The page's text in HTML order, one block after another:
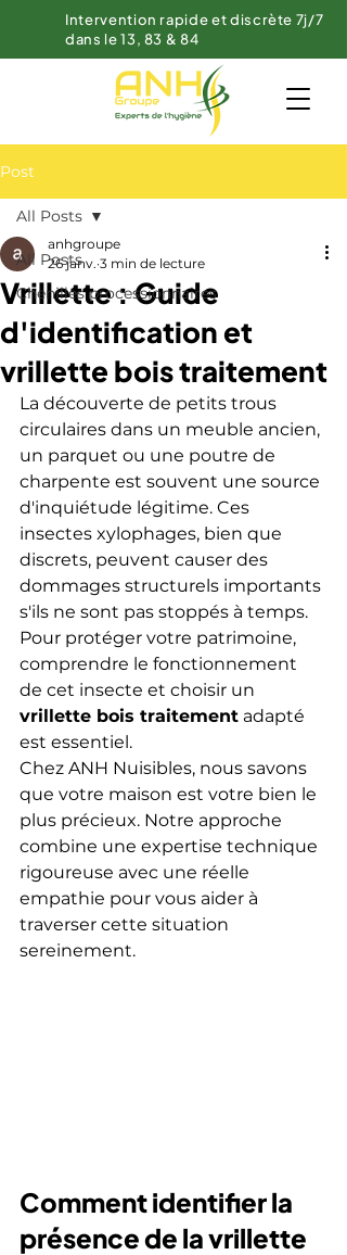
Intervention rapide et discrète 7j/7
dans le 13, 83 & 84
Post
All Posts
Chenilles processionnaires
All Posts
Vrillette : Guide
d'identification et
vrillette bois traitement
anhgroupe
26 janv. 3 min de lecture
La découverte de petits trous
circulaires dans un meuble ancien,
un parquet ou une poutre de
charpente est souvent une source
d'inquiétude légitime. Ces
insectes xylophages, bien que
discrets, peuvent causer des
dommages structurels importants
s'ils ne sont pas stoppés à temps.
Pour protéger votre patrimoine,
comprendre le fonctionnement
de cet insecte et choisir un
vrillette bois traitement adapté
est essentiel.
Chez ANH Nuisibles, nous savons
que votre maison est votre bien le
plus précieux. Notre approche
combine une expertise technique
rigoureuse avec une réelle
empathie pour vous aider à
traverser cette situation
sereinement.
Comment identifier la
présence de la vrillette